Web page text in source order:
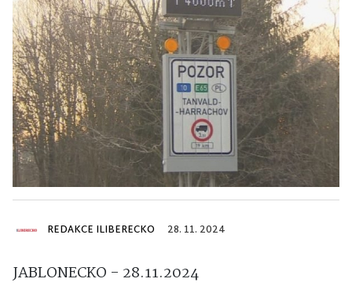
REDAKCE ILIBERECKO 28. 11. 2024
JABLONECKO - 28.11.2024